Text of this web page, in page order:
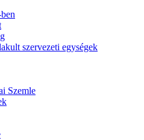
szervezeti egységek
Szemle